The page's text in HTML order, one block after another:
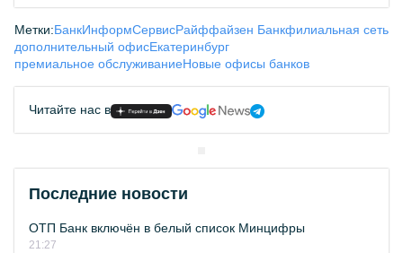
Метки:БанкИнформСервисРайффайзен Банкфилиальная сеть
дополнительный офисЕкатеринбург
премиальное обслуживаниеНовые офисы банков
Читайте нас в
Последние новости
ОТП Банк включён в белый список Минцифры
21:27